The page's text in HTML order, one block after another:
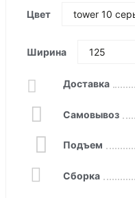
Цвет
Ширина
Доставка
Самовывоз
Подъем
Сборка